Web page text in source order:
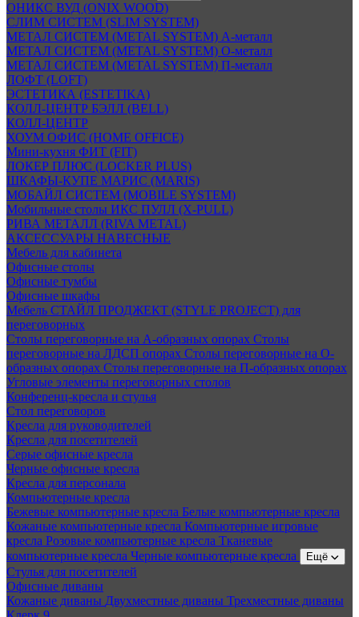
ОНИКС ВУД (ONIX WOOD)
СЛИМ СИСТЕМ (SLIM SYSTEM)
МЕТАЛ СИСТЕМ (METAL SYSTEM) А-металл
МЕТАЛ СИСТЕМ (METAL SYSTEM) О-металл
МЕТАЛ СИСТЕМ (METAL SYSTEM) П-металл
ЛОФТ (LOFT)
ЭСТЕТИКА (ESTETIKA)
КОЛЛ-ЦЕНТР БЭЛЛ (BELL)
КОЛЛ-ЦЕНТР
ХОУМ ОФИС (HOME OFFICE)
Мини-кухня ФИТ (FIT)
ЛОКЕР ПЛЮС (LOCKER PLUS)
ШКАФЫ-КУПЕ МАРИС (MARIS)
МОБАЙЛ СИСТЕМ (MOBILE SYSTEM)
Мобильные столы ИКС ПУЛЛ (X-PULL)
РИВА МЕТАЛЛ (RIVA METAL)
АКСЕССУАРЫ НАВЕСНЫЕ
Мебель для кабинета
Офисные столы
Офисные тумбы
Офисные шкафы
Мебель СТАЙЛ ПРОДЖЕКТ (STYLE PROJECT) для
переговорных
Столы переговорные на А-образных опорах Столы
переговорные на ЛДСП опорах Столы переговорные на О-
образных опорах Столы переговорные на П-образных опорах
Угловые элементы переговорных столов
Конференц-кресла и стулья
Стол переговоров
Кресла для руководителей
Кресла для посетителей
Серые офисные кресла
Черные офисные кресла
Кресла для персонала
Компьютерные кресла
Бежевые компьютерные кресла Белые компьютерные кресла
Кожаные компьютерные кресла Компьютерные игровые
кресла Розовые компьютерные кресла Тканевые
компьютерные кресла Черные компьютерные кресла Ещё
Стулья для посетителей
Офисные диваны
Кожаные диваны Двухместные диваны Трехместные диваны